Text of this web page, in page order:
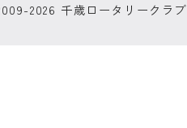
2026 千歳ロータリークラブ